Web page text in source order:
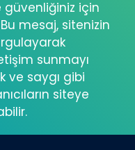
güvenliğiniz için
mesaj, sitenizin
sunmayı
ve saygı gibi
siteye